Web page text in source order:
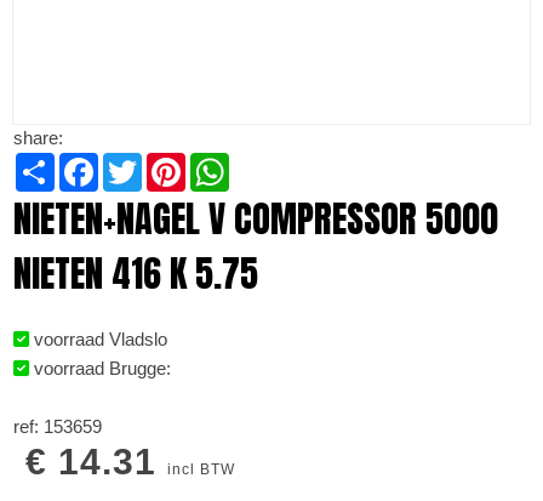
share:
Share Facebook
TwitterPinterest
NIETEN+NAGEL V COMPRESSOR 5000
NIETEN 416 K 5.75
voorraad Vladslo
voorraad Brugge:
ref: 153659
€ 14.31incl BTW